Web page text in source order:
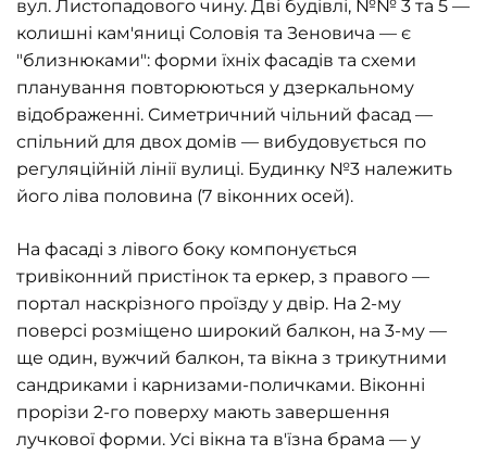
вул. Листопадового чину. Дві будівлі, №№ 3 та 5 —
колишні кам'яниці Соловія та Зеновича — є
"близнюками": форми їхніх фасадів та схеми
планування повторюються у дзеркальному
відображенні. Симетричний чільний фасад —
спільний для двох домів — вибудовується по
регуляційній лінії вулиці. Будинку №3 належить
його ліва половина (7 віконних осей).
На фасаді з лівого боку компонується
тривіконний пристінок та еркер, з правого —
портал наскрізного проїзду у двір. На 2-му
поверсі розміщено широкий балкон, на 3-му —
ще один, вужчий балкон, та вікна з трикутними
сандриками і карнизами-поличками. Віконні
прорізи 2-го поверху мають завершення
лучкової форми. Усі вікна та в'їзна брама — у